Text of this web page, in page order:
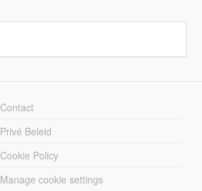
Contact
Privé Beleid
Cookie Policy
Manage cookie settings